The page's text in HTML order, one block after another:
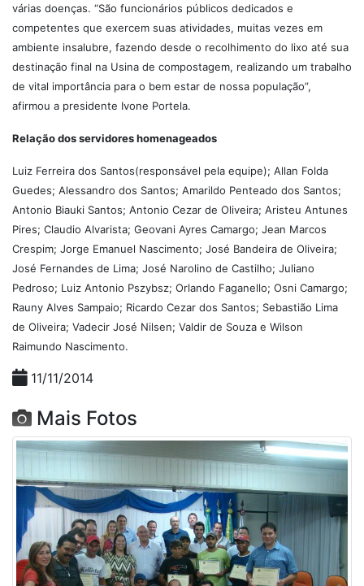
várias doenças. “São funcionários públicos dedicados e
competentes que exercem suas atividades, muitas vezes em
ambiente insalubre, fazendo desde o recolhimento do lixo até sua
destinação final na Usina de compostagem, realizando um trabalho
de vital importância para o bem estar de nossa população”,
afirmou a presidente Ivone Portela.
Relação dos servidores homenageados
Luiz Ferreira dos Santos(responsável pela equipe); Allan Folda
Guedes; Alessandro dos Santos; Amarildo Penteado dos Santos;
Antonio Biauki Santos; Antonio Cezar de Oliveira; Aristeu Antunes
Pires; Claudio Alvarista; Geovani Ayres Camargo; Jean Marcos
Crespim; Jorge Emanuel Nascimento; José Bandeira de Oliveira;
José Fernandes de Lima; José Narolino de Castilho; Juliano
Pedroso; Luiz Antonio Pszybsz; Orlando Faganello; Osni Camargo;
Rauny Alves Sampaio; Ricardo Cezar dos Santos; Sebastião Lima
de Oliveira; Vadecir José Nilsen; Valdir de Souza e Wilson
Raimundo Nascimento.
11/11/2014
Mais Fotos